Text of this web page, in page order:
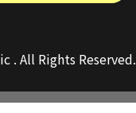
. All Rights Reserved.